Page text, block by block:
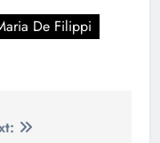
De Filippi